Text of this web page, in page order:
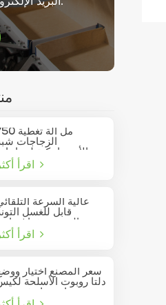
750 مل آلة
الزجاجات
الأوتوماتيكية لزجاجات
النبيذ الزجاجية
عالية السرعة
قابل للغسل
السردين فراغ حاوية
المأكولات البحرية القصدير
يمكن
سعر المصنع اختيار
دلتا روبوت الأسلحة